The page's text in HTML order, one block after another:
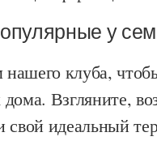
у
клуба,
Взгляните,
свой идеальный